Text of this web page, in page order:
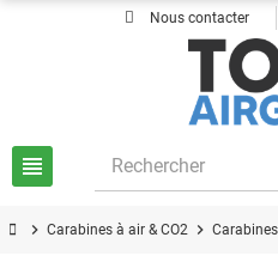
Nous contacter
view_headline
chevron_right Carabines à air & CO2 chevron_right